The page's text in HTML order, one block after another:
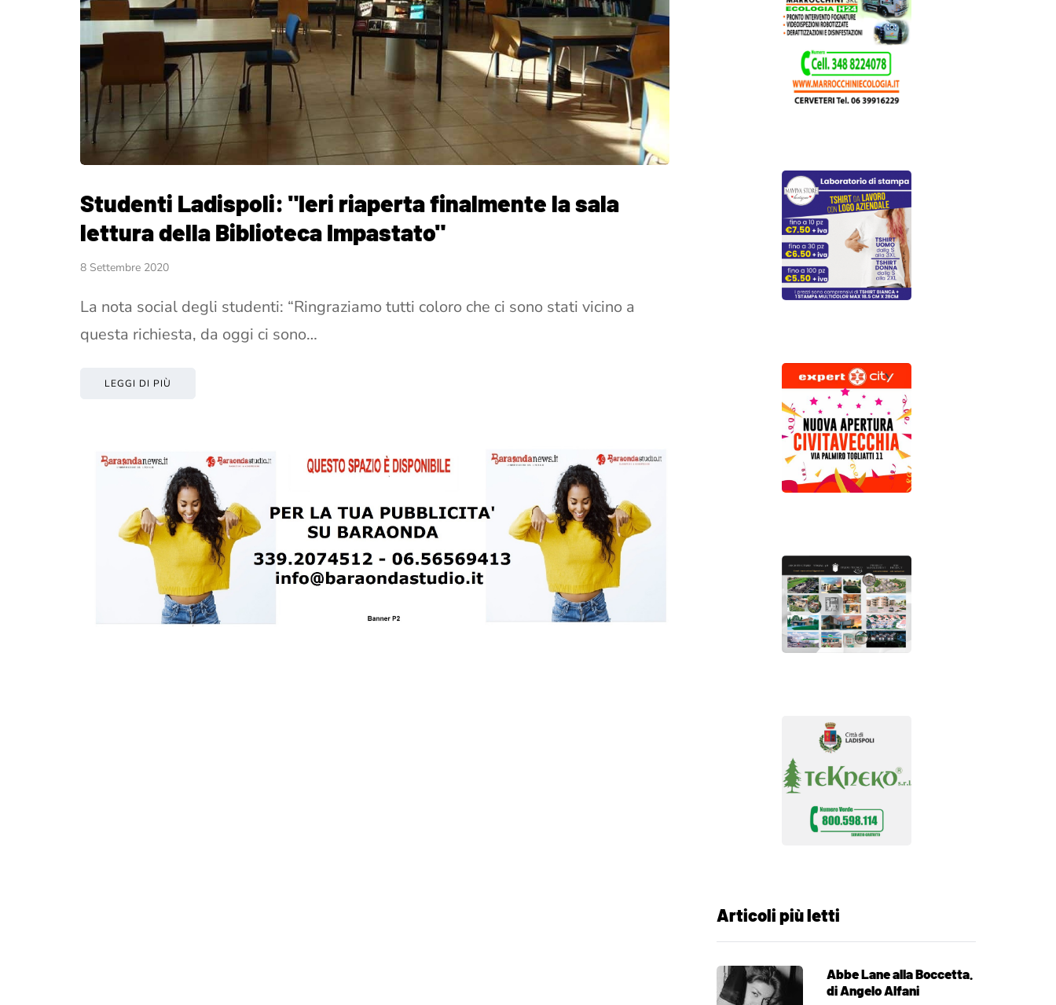
Studenti Ladispoli: "Ieri riaperta finalmente la sala
lettura della Biblioteca Impastato"
8 Settembre 2020
La nota social degli studenti: “Ringraziamo tutti coloro che ci sono stati vicino a
questa richiesta, da oggi ci sono…
LEGGI DI PIÙ
Articoli più letti
Abbe Lane alla Boccetta.
di Angelo Alfani